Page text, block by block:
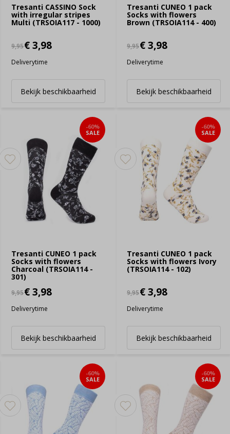
Tresanti CASSINO Sock
with irregular stripes
Multi (TRSOIA117 - 1000)
9,95€ 3,98
Deliverytime
Bekijk beschikbaarheid
Tresanti CUNEO 1 pack
Socks with flowers
Brown (TRSOIA114 - 400)
9,95€ 3,98
Deliverytime
Bekijk beschikbaarheid
Tresanti CUNEO 1 pack
Socks with flowers
Charcoal (TRSOIA114 -
301)
-60%
SALE
9,95€ 3,98
Deliverytime
Bekijk beschikbaarheid
Tresanti CUNEO 1 pack
Socks with flowers Ivory
(TRSOIA114 - 102)
-60%
SALE
9,95€ 3,98
Deliverytime
Bekijk beschikbaarheid
-60%
SALE
-60%
SALE